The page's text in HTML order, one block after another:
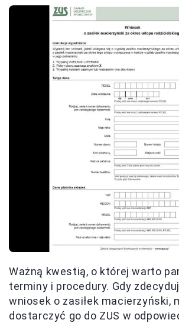
Ważną kwestią, o której warto
terminy i procedury. Gdy
wniosek o zasiłek macierzyński,
dostarczyć go do ZUS w